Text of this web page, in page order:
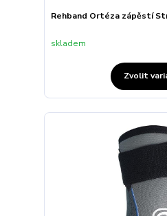
Rehband Ortéza zápěstí
skladem
Zvolit